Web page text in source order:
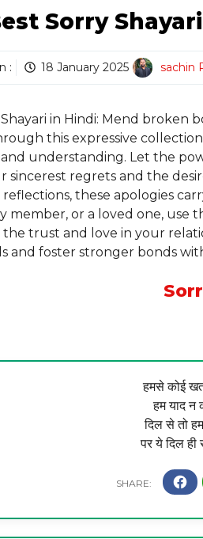
Sorry
: 18 January 2025 sachin
Shayari in Hindi: Mend
this expressive
understanding. Let the
sincerest regrets and the
these apologies
member, or a loved one, use
trust and love in your
and foster stronger bonds
हमसे कोई
हम याद न
दिल से तो
पर ये दिल